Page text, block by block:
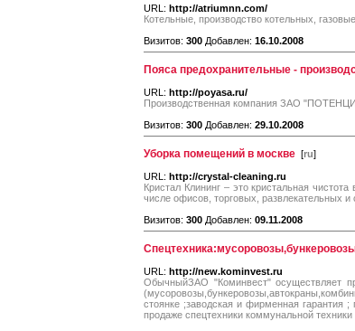
URL: http://atriumnn.com/
Котельные, производство котельных,
Визитов: 300 Добавлен: 16.10.2008
Пояса предохранительные -
URL: http://poyasa.ru/
Производственная компания ЗАО
Визитов: 300 Добавлен: 29.10.2008
Уборка помещений в москве [ru]
URL: http://crystal-cleaning.ru
Кристал Клининг – это кристальная
числе офисов, торговых, развлекательных и
Визитов: 300 Добавлен: 09.11.2008
URL: http://new.kominvest.ru
ОбычныйЗАО "Коминвест" осуществляет
стоянке ;заводская и фирменная гарантия
продаже спецтехники коммунальной